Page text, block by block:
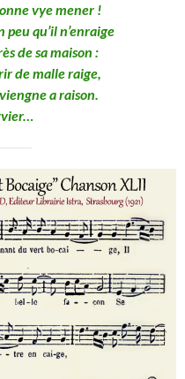
vye mener !
peu qu’il n’enraige
de sa maison :
de malle raige,
a raison.